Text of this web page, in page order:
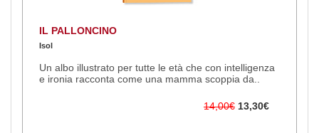
IL PALLONCINO
Isol
Un albo illustrato per tutte le età che con intelligenza
e ironia racconta come una mamma scoppia da..
14,00€ 13,30€